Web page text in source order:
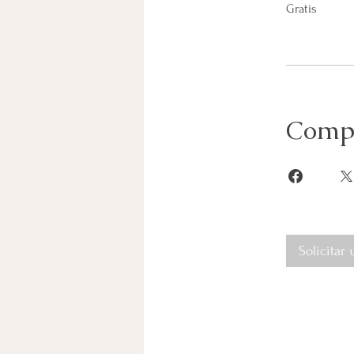
Gratis
Solicitar